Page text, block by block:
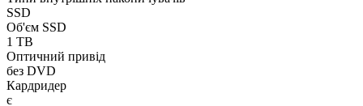
SSD
Об'єм SSD
1 TB
Оптичний привід
без DVD
Кардридер
є